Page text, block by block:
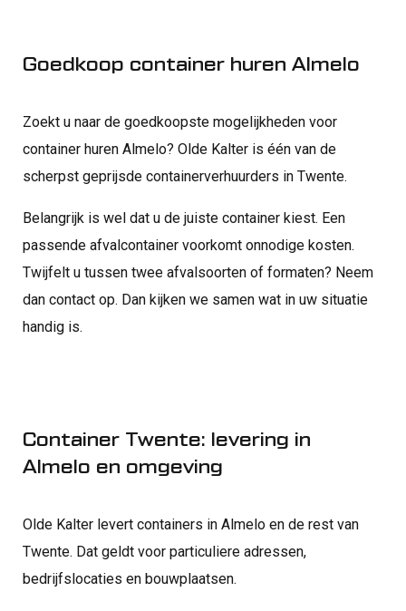
Goedkoop container huren Almelo
Zoekt u naar de goedkoopste mogelijkheden voor
container huren Almelo? Olde Kalter is één van de
scherpst geprijsde containerverhuurders in Twente.
Belangrijk is wel dat u de juiste container kiest. Een
passende afvalcontainer voorkomt onnodige kosten.
Twijfelt u tussen twee afvalsoorten of formaten? Neem
dan contact op. Dan kijken we samen wat in uw situatie
handig is.
Container Twente: levering in
Almelo en omgeving
Olde Kalter levert containers in Almelo en de rest van
Twente. Dat geldt voor particuliere adressen,
bedrijfslocaties en bouwplaatsen.